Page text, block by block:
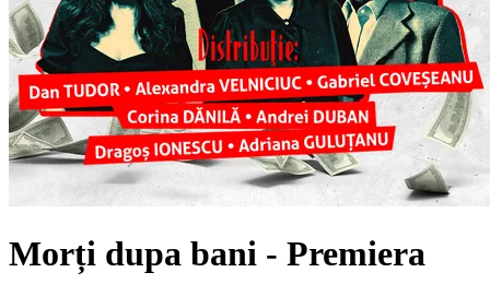
Morți dupa bani - Premiera